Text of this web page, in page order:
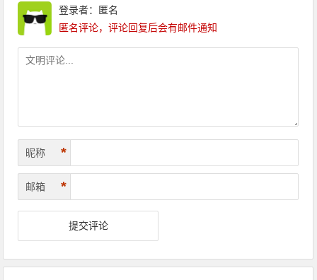
登录者：匿名
匿名评论，评论回复后会有邮件通知
昵称 *
邮箱 *